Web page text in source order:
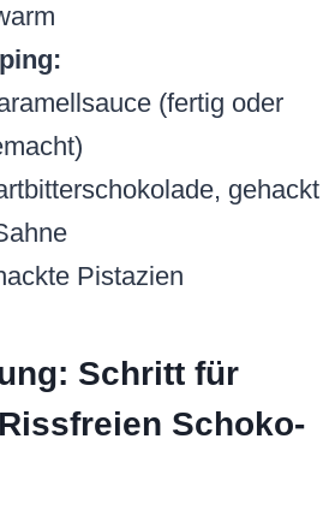
(fertig oder
gehackt
Pistazien
Schritt für
Schoko-